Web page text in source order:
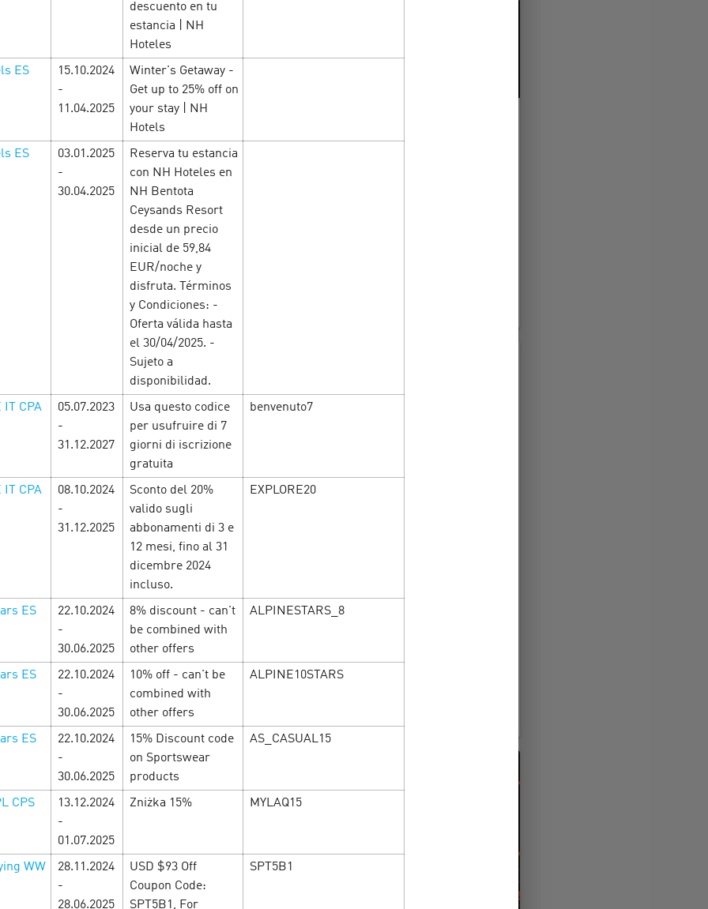
в Cityads
и выгодных e-
10 February’25
с повышенными ставками,
промокоды и
уже в разгаре, а
Вас ждут
нечеловеческой выгоды!
условий — прибыльные офферы, промокоды и акции
от рекламодателей и другие уникальные
предложения. Смотрите специальную подборку
LEARN MORE
New Year’s fireworks of the offers!
From the 1st till the 31st of December there is a New
Year promotions! Don’t wait for t…
descuento en tu
estancia | NH
Hoteles
ES
15.10.2024
-
11.04.2025
Winter's Getaway -
Get up to 25% off on
your stay | NH
Hotels
ES
03.01.2025
-
30.04.2025
Reserva tu estancia
con NH Hoteles en
NH Bentota
Ceysands Resort
desde un precio
inicial de 59,84
EUR/noche y
disfruta. Términos
y Condiciones: -
Oferta válida hasta
el 30/04/2025. -
Sujeto a
disponibilidad.
IT CPA
05.07.2023
-
31.12.2027
Usa questo codice
per usufruire di 7
giorni di iscrizione
gratuita
benvenuto7
IT CPA
08.10.2024
-
31.12.2025
Sconto del 20%
valido sugli
abbonamenti di 3 e
12 mesi, fino al 31
dicembre 2024
incluso.
EXPLORE20
ES
22.10.2024
-
30.06.2025
8% discount - can't
be combined with
other offers
ALPINESTARS_8
ES
22.10.2024
-
30.06.2025
10% off - can't be
combined with
other offers
ALPINE10STARS
ES
22.10.2024
-
30.06.2025
15% Discount code
on Sportswear
products
AS_CASUAL15
CPS
13.12.2024
-
01.07.2025
Zniżka 15% MYLAQ15
WW
28.11.2024
-
28.06.2025
USD $93 Off
Coupon Code:
SPT5B1, For
SPT5B1